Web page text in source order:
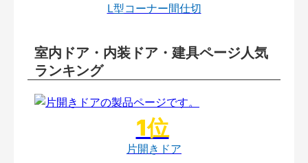
L型コーナー間仕切
室内ドア・内装ドア・建具ページ人気
ランキング
片開きドア